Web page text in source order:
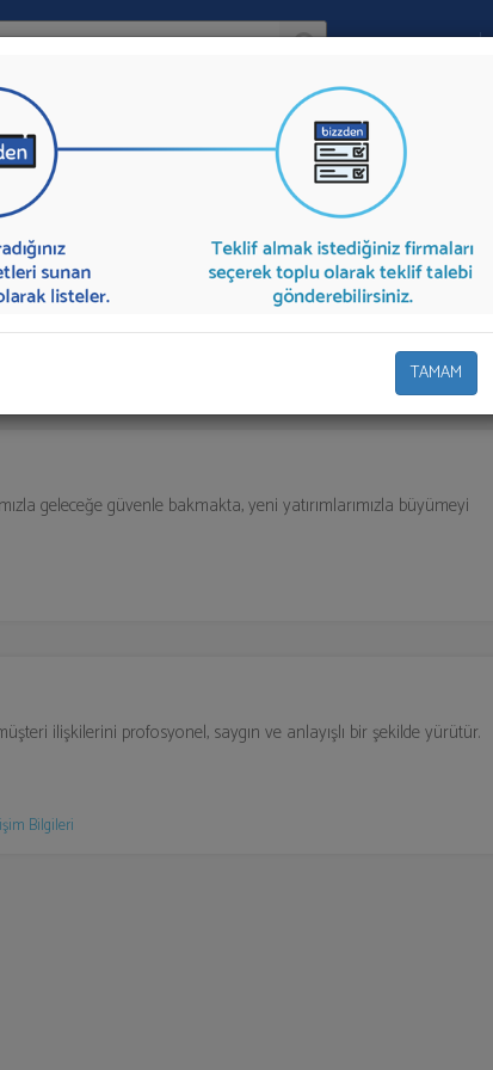
TAMAM
Firma Ekle
firmalar aşağıda listelenmektedir. Garaj Ekipmanları
teklifi
olarak teklif talebinizi firmalara aktarabilirsiniz.
geleceğe güvenle bakmakta, yeni yatırımlarımızla büyümeyi
ilişkilerini profosyonel, saygın ve anlayışlı bir şekilde yürütür.
Bilgileri